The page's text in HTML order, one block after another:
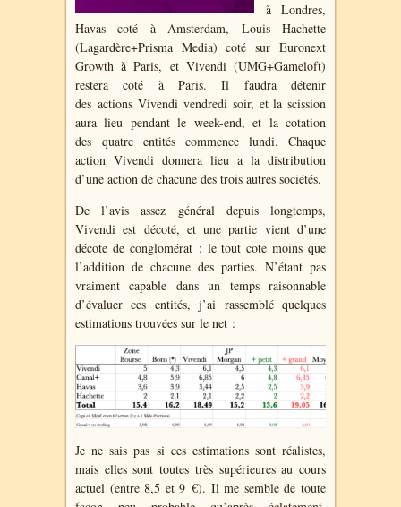
à Londres,
Havas coté à Amsterdam, Louis Hachette
(Lagardère+Prisma Media) coté sur Euronext
Growth à Paris, et Vivendi (UMG+Gameloft)
restera coté à Paris. Il faudra détenir
des actionsVivendi vendredi soir, et la scission
aura lieu pendant le week-end, et la cotation
des quatre entités commence lundi. Chaque
action Vivendi donnera lieu a la distribution
d’une action de chacune des trois autres sociétés.
De l’avis assez général depuis longtemps,
Vivendi est décoté, et une partie vient d’une
décote de conglomérat : le tout cote moins que
l’addition de chacune des parties. N’étant pas
vraiment capable dans un temps raisonnable
d’évaluer ces entités, j’ai rassemblé quelques
estimations trouvées sur le net :
Je ne sais pas si ces estimations sont réalistes,
mais elles sont toutes très supérieures au cours
actuel (entre 8,5 et 9 €). Il me semble de toute